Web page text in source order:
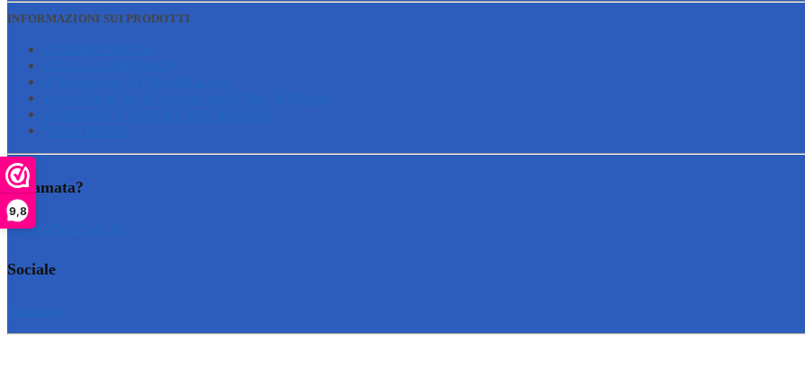
9,8
INFORMAZIONI SUI PRODOTTI
Chiamata?
+31 (0)35 628 47 08
Sociale